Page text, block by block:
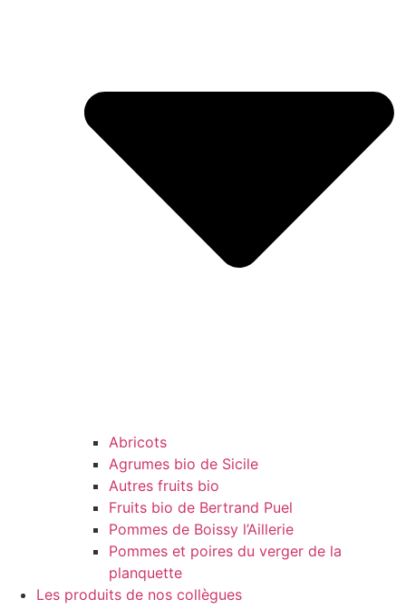
Abricots
Agrumes bio de Sicile
Autres fruits bio
Fruits bio de Bertrand Puel
Pommes de Boissy l’Aillerie
Pommes et poires du verger de la
planquette
Les produits de nos collègues